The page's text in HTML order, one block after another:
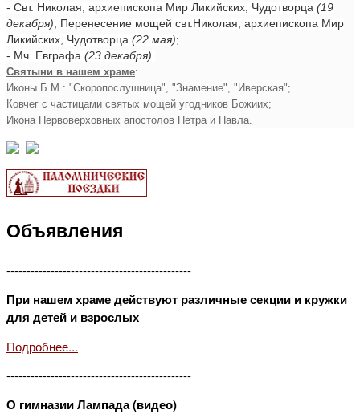
- Свт. Николая, архиепископа Мир Ликийских, Чудотворца (19
декабря); Перенесение мощей свт.Николая, архиепископа Мир
Ликийских, Чудотворца (22 мая);
- Мч. Евграфа (23 декабря)
Святыни в нашем храме:
Иконы Б.М.: "Скоропослушница", "Знамение", "Иверская";
Ковчег с частицами святых мощей угодников Божиих;
Икона Первоверховных апостолов Петра и Павла.
Объявления
----------------------------------------------
При нашем храме действуют различные секции и кружки
для детей и взрослых
Подробнее...
----------------------------------------------
О гимназии Лампада (видео)